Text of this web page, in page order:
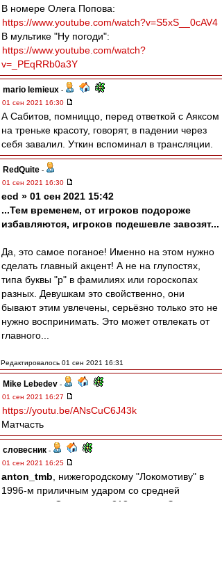
В номере Олега Попова:
https://www.youtube.com/watch?v=S5xS__0cAV4
В мультике "Ну погоди":
https://www.youtube.com/watch?
v=_PEqRRb0a3Y
mario lemieux -
01 сен 2021 16:30
А Сабитов, помниццо, перед ответкой с Аяксом
на треньке красоту, говорят, в падении через
себя завалил. Уткин вспоминал в трансляции.
RedQuite -
01 сен 2021 16:30
ecd » 01 сен 2021 15:42
...Тем временем, от игроков подороже
избавляются, игроков подешевле завозят...
Да, это самое поганое! Именно на этом нужно
сделать главный акцент! А не на глупостях,
типа буквы "р" в фамилиях или гороскопах
разных. Девушкам это свойственно, они
бывают этим увлечены, серьёзно только это не
нужно воспринимать. Это может отвлекать от
главного...
Редактировалось 01 сен 2021 16:31
Mike Lebedev -
01 сен 2021 16:27
https://youtu.be/ANsCuC6J43k
Матчасть
словесник -
01 сен 2021 16:25
anton_tmb , нижегородскому "Локомотиву" в
1996-м приличным ударом со средней
дистанции. Один гол за 218 игр, да. Зато